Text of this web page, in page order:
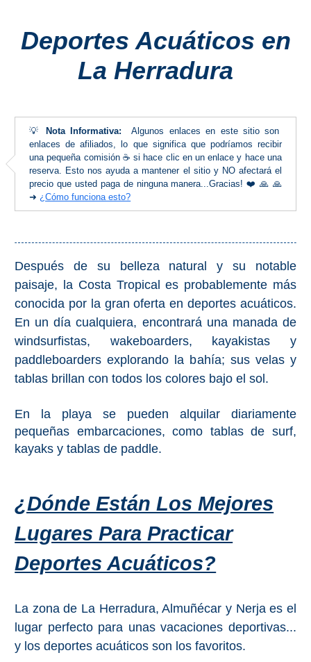
COSTA
Nerja
Frigiliana
Maro
Estepona
Mijas
PROVINCES
➜
Granada
Malaga
LAS
➜
Lanjarón
Órgiva
Bubión
Deportes Acuáticos en
La Herradura
💡 Nota Informativa: Algunos enlaces en este sitio son
enlaces de afiliados, lo que significa que podríamos recibir
una pequeña comisión ☕ si hace clic en un enlace y hace una
reserva. Esto nos ayuda a mantener el sitio y NO afectará el
precio que usted paga de ninguna manera...Gracias! ❤️ 🙏 🙏
➜¿Cómo funciona esto?
Después de su belleza natural y su notable
paisaje, la Costa Tropical es probablemente más
conocida por la gran oferta en deportes acuáticos.
En un día cualquiera, encontrará una manada de
windsurfistas, wakeboarders, kayakistas y
paddleboarders explorando la bahía; sus velas y
tablas brillan con todos los colores bajo el sol.
En la playa se pueden alquilar diariamente
pequeñas embarcaciones, como tablas de surf,
kayaks y tablas de paddle.
¿Dónde Están Los Mejores
Lugares Para Practicar
Deportes Acuáticos?
La zona de La Herradura, Almuñécar y Nerja es el
lugar perfecto para unas vacaciones deportivas...
y los deportes acuáticos son los favoritos.